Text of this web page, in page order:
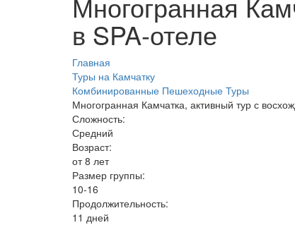
в SPA-отеле
Главная
Туры на Камчатку
Комбинированные Пешеходные Туры
Многогранная Камчатка, активный тур с
Сложность:
Средний
Возраст:
от 8 лет
Размер группы:
10-16
Продолжительность:
11 дней